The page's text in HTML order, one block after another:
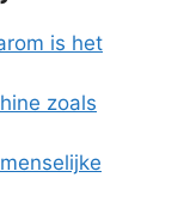
is het
zoals